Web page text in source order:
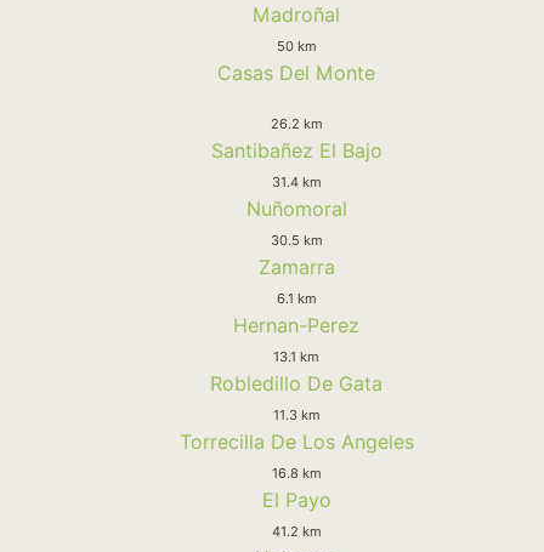
Madroñal
50 km
Casas Del Monte
26.2 km
Santibañez El Bajo
31.4 km
Nuñomoral
30.5 km
Zamarra
6.1 km
Hernan-Perez
13.1 km
Robledillo De Gata
11.3 km
Torrecilla De Los Angeles
16.8 km
El Payo
41.2 km